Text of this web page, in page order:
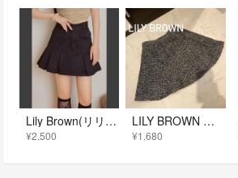
Lily Brown(リリーブラウン)× Dickies(ディッキーズ)スカート
¥2,500
LILY BROWN リリーブラウン ブラックツイードフレアミニスカート
¥1,680